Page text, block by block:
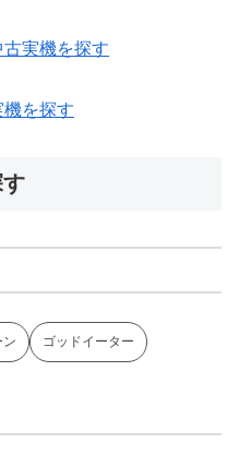
実機を探す
を探す
ン ゴッドイーター